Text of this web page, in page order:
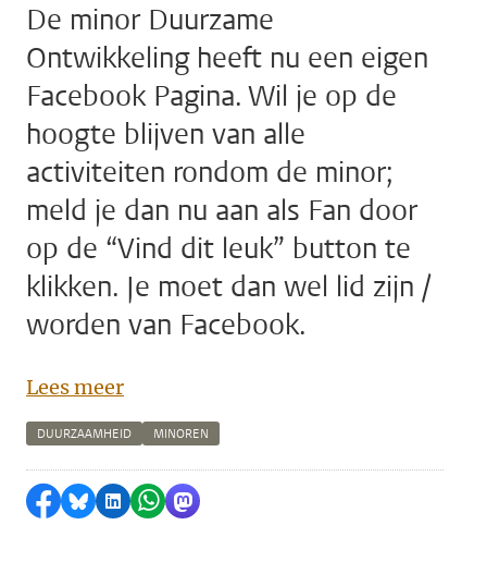
De minor Duurzame
Ontwikkeling heeft nu een eigen
Facebook Pagina. Wil je op de
hoogte blijven van alle
activiteiten rondom de minor;
meld je dan nu aan als Fan door
op de “Vind dit leuk” button te
klikken. Je moet dan wel lid zijn /
worden van Facebook.
Lees meer
DUURZAAMHEID MINOREN
Delen op Facebook
Delen via Bluesky
Delen op LinkedIn
Delen via WhatsApp
Delen via Mastodon